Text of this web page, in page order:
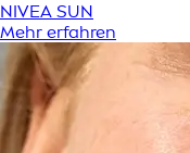
NIVEA SUN
Mehr erfahren